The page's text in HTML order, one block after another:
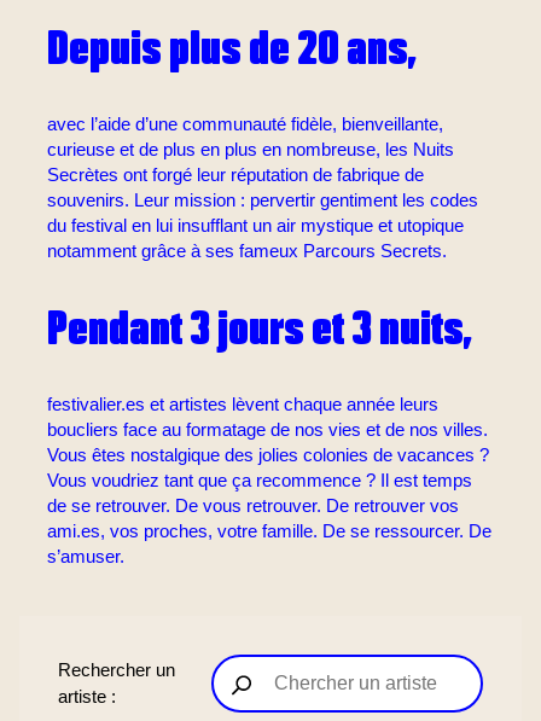
Depuis plus de 20 ans,
avec l’aide d’une communauté fidèle, bienveillante,
curieuse et de plus en plus en nombreuse, les Nuits
Secrètes ont forgé leur réputation de fabrique de
souvenirs. Leur mission : pervertir gentiment les codes
du festival en lui insufflant un air mystique et utopique
notamment grâce à ses fameux Parcours Secrets.
Pendant 3 jours et 3 nuits,
festivalier.es et artistes lèvent chaque année leurs
boucliers face au formatage de nos vies et de nos villes.
Vous êtes nostalgique des jolies colonies de vacances ?
Vous voudriez tant que ça recommence ? Il est temps
de se retrouver. De vous retrouver. De retrouver vos
ami.es, vos proches, votre famille. De se ressourcer. De
s’amuser.
Rechercher un
artiste :